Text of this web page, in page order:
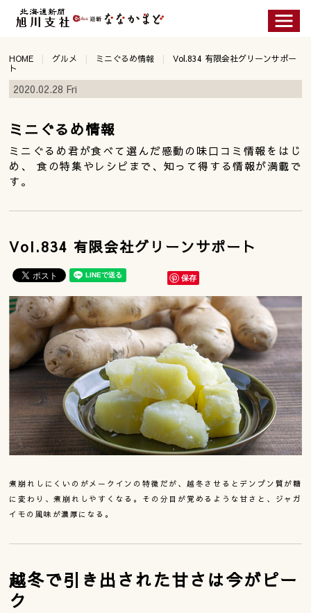
HOME グルメ ミニぐるめ情報
Vol.834 有限会社グリーンサポー
ト
2020.02.28 Fri
ミニぐるめ情報
ミニぐるめ君が食べて選んだ感動の味口コミ情報をはじ
め、 食の特集やレシピまで、知って得する情報が満載で
す。
Vol.834 有限会社グリーンサポート
保存
煮崩れしにくいのがメークインの特徴だが、越冬させるとデンプン質が糖
に変わり、煮崩れしやすくなる。その分目が覚めるような甘さと、ジャガ
イモの風味が濃厚になる。
越冬で引き出された甘さは今がピー
ク